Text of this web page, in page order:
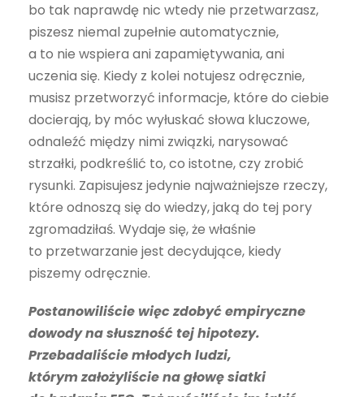
bo tak naprawdę nic wtedy nie przetwarzasz,
piszesz niemal zupełnie automatycznie,
a to nie wspiera ani zapamiętywania, ani
uczenia się. Kiedy z kolei notujesz odręcznie,
musisz przetworzyć informacje, które do ciebie
docierają, by móc wyłuskać słowa kluczowe,
odnaleźć między nimi związki, narysować
strzałki, podkreślić to, co istotne, czy zrobić
rysunki. Zapisujesz jedynie najważniejsze rzeczy,
które odnoszą się do wiedzy, jaką do tej pory
zgromadziłaś. Wydaje się, że właśnie
to przetwarzanie jest decydujące, kiedy
piszemy odręcznie.
Postanowiliście więc zdobyć empiryczne
dowody na słuszność tej hipotezy.
Przebadaliście młodych ludzi,
którym założyliście na głowę siatki